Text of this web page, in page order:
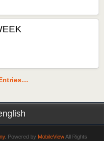
. Powered by MobileViewAll Rights